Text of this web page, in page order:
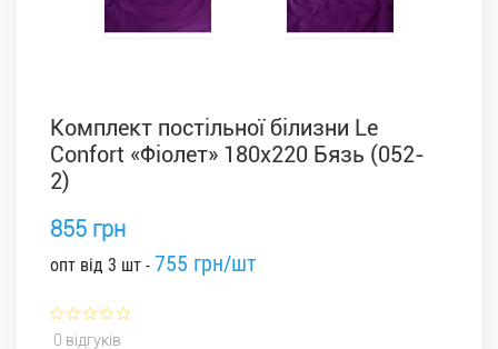
Комплект постільної білизни Le
Confort «Фіолет» 180x220 Бязь (052-
2)
855 грн
опт від 3 шт - 755 грн/шт
0 відгуків